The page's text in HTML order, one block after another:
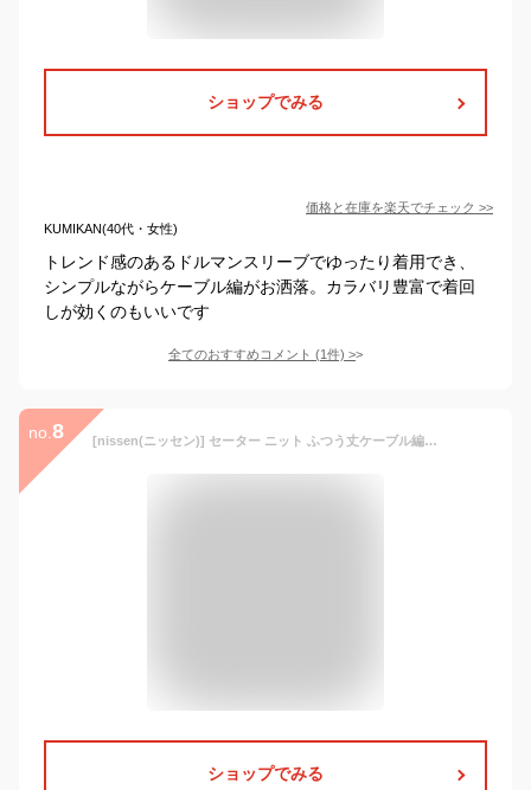
ショップでみる
価格と在庫を楽天でチェック >>
KUMIKAN(40代・女性)
トレンド感のあるドルマンスリーブでゆったり着用でき、
シンプルながらケーブル編がお洒落。カラバリ豊富で着回
しが効くのもいいです
全てのおすすめコメント (1件) >
no. 8 [nissen(ニッセン)] セーター ニット ふつう丈ケーブル編み柄超ゆったりニット モカ―キ S~LL レディース
ショップでみる